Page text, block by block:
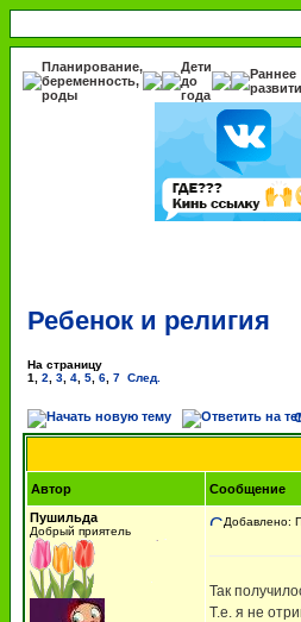
Планирование,
беременность,
роды
Дети
до
года
Раннее
Ребенок и религия
На страницу
1
2 3 4 5 6 7 След.
Автор
Сообщение
Пушильда
Добрый приятель
Добавлено:
Так
Т.е. я не